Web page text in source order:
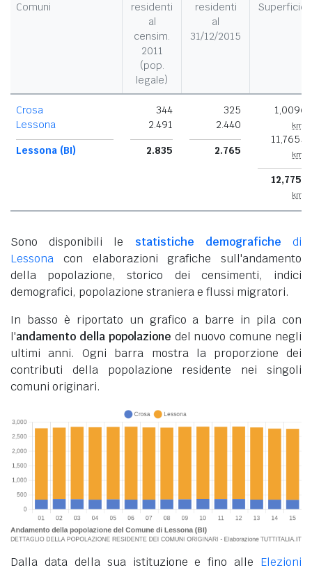
Comuni
residenti
al
censim.
2011
(pop.
legale)
residenti
al
31/12/2015
Superficie
Crosa
Lessona
Lessona (BI)
344
2.491
2.835
325
2.440
2.765
1,0096
km²
11,7655
km²
12,7751
km²
Sono disponibili le statistiche demografiche di
Lessona con elaborazioni grafiche sull'andamento
della popolazione, storico dei censimenti, indici
demografici, popolazione straniera e flussi migratori.
In basso è riportato un grafico a barre in pila con
l'andamento della popolazione del nuovo comune negli
ultimi anni. Ogni barra mostra la proporzione dei
contributi della popolazione residente nei singoli
comuni originari.
Dalla data della sua istituzione e fino alle Elezioni